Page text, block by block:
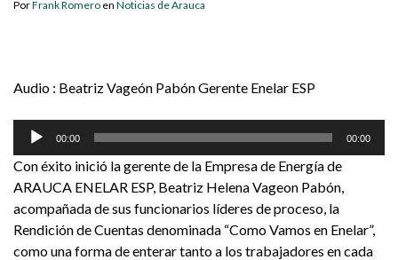
PorFrank Romero en Noticias de Arauca
Audio : Beatriz Vageón Pabón Gerente Enelar ESP
Reproductor
audio
00:00 00:00
Con éxito inició la gerente de la Empresa de Energía de
ARAUCA ENELAR ESP, Beatriz Helena Vageon Pabón,
acompañada de sus funcionarios líderes de proceso, la
Rendición de Cuentas denominada “Como Vamos en Enelar”,
como una forma de enterar tanto a los trabajadores en cada